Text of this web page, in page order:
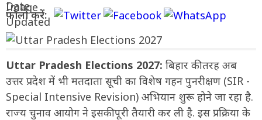
फॉलो करें:
Uttar Pradesh Elections 2027: बिहार की तरह अब
उत्तर प्रदेश में भी मतदाता सूची का विशेष गहन पुनरीक्षण (SIR -
Special Intensive Revision) अभियान शुरू होने जा रहा है.
राज्य चुनाव आयोग ने इसकी पूरी तैयारी कर ली है. इस प्रक्रिया के